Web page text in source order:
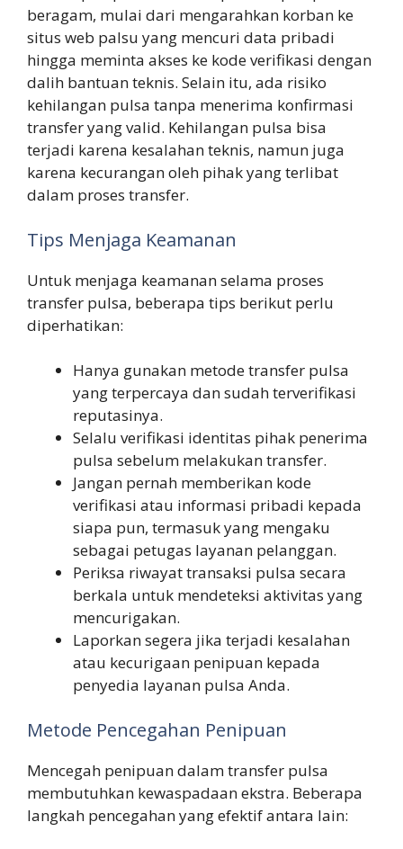
beragam, mulai dari mengarahkan korban ke
situs web palsu yang mencuri data pribadi
hingga meminta akses ke kode verifikasi dengan
dalih bantuan teknis. Selain itu, ada risiko
kehilangan pulsa tanpa menerima konfirmasi
transfer yang valid. Kehilangan pulsa bisa
terjadi karena kesalahan teknis, namun juga
karena kecurangan oleh pihak yang terlibat
dalam proses transfer.
Tips Menjaga Keamanan
Untuk menjaga keamanan selama proses
transfer pulsa, beberapa tips berikut perlu
diperhatikan:
Hanya gunakan metode transfer pulsa
yang terpercaya dan sudah terverifikasi
reputasinya.
Selalu verifikasi identitas pihak penerima
pulsa sebelum melakukan transfer.
Jangan pernah memberikan kode
verifikasi atau informasi pribadi kepada
siapa pun, termasuk yang mengaku
sebagai petugas layanan pelanggan.
Periksa riwayat transaksi pulsa secara
berkala untuk mendeteksi aktivitas yang
mencurigakan.
Laporkan segera jika terjadi kesalahan
atau kecurigaan penipuan kepada
penyedia layanan pulsa Anda.
Metode Pencegahan Penipuan
Mencegah penipuan dalam transfer pulsa
membutuhkan kewaspadaan ekstra. Beberapa
langkah pencegahan yang efektif antara lain: